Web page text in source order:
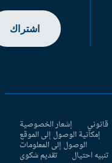
اشتراك
قانوني إشعار الخصوصية
إمكانية الوصول إلى الموقع
الوصول إلى المعلومات
تنبيه احتيال تقديم شكوى